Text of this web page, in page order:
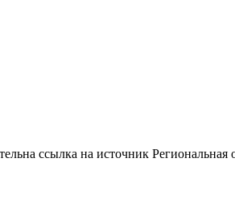
ссылка на источник Региональная